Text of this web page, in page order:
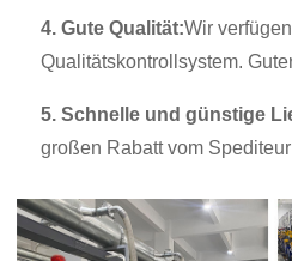
4. Gute Qualität:Wir
Qualitätskontrollsystem.
5. Schnelle und günstige
großen Rabatt vom